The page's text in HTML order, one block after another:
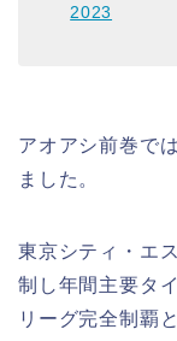
2023
アオアシ前巻で
ました。
東京シティ・エ
制し年間主要タ
リーグ完全制覇